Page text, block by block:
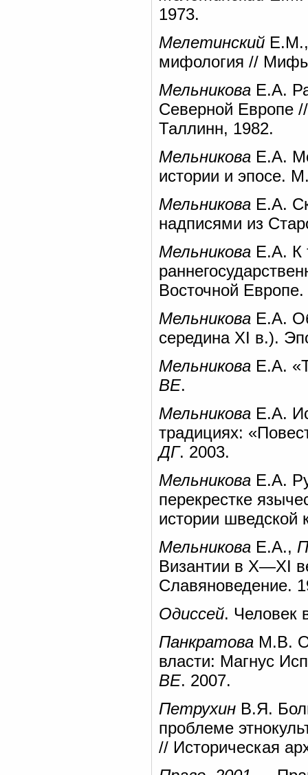
1973.
Мелетинский
мифология //
Мельникова Е.А.
Северной Европе
Таллинн, 1982.
Мельникова Е.А.
истории и эпосе.
Мельникова Е.А.
надписями из
Мельникова Е.А. К
Восточной
Мельникова Е.А.
середина XI в.).
Мельникова Е.А.
ВЕ.
Мельникова Е.А.
традициях:
ДГ. 2003.
Мельникова Е.А.
перекрестке
истории шведской
Мельникова Е.А.,
Византии в X—XI
Славяноведение.
Одиссей. Человек
Панкратова М.В. О
власти: Магнус
ВЕ. 2007.
Петрухин В.Я.
проблеме
// Историческая